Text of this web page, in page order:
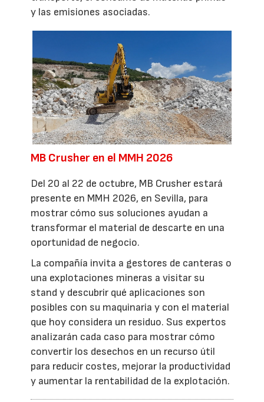
y las emisiones asociadas.
MB Crusher en el MMH 2026
Del 20 al 22 de octubre, MB Crusher estará
presente en MMH 2026, en Sevilla, para
mostrar cómo sus soluciones ayudan a
transformar el material de descarte en una
oportunidad de negocio.
La compañía invita a gestores de canteras o
una explotaciones mineras a visitar su
stand y descubrir qué aplicaciones son
posibles con su maquinaria y con el material
que hoy considera un residuo. Sus expertos
analizarán cada caso para mostrar cómo
convertir los desechos en un recurso útil
para reducir costes, mejorar la productividad
y aumentar la rentabilidad de la explotación.